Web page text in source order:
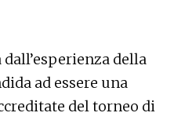
dall’esperienza della
ad essere una
del torneo di